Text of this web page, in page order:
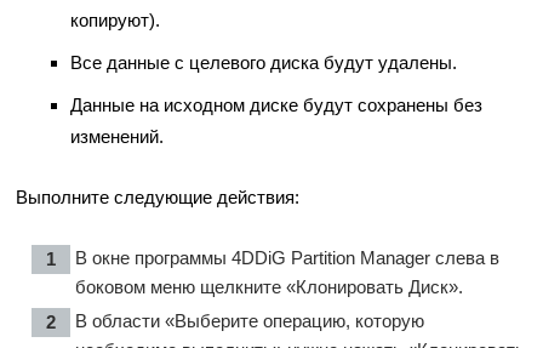
копируют).
Все данные с целевого диска будут удалены.
Данные на исходном диске будут сохранены без
изменений.
Выполните следующие действия:
В окне программы 4DDiG Partition Manager слева в
боковом меню щелкните «Клонировать Диск».
В области «Выберите операцию, которую